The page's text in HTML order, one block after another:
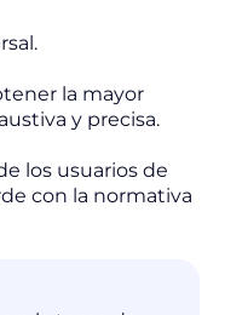
la mayor
y precisa.
los usuarios de
con la normativa